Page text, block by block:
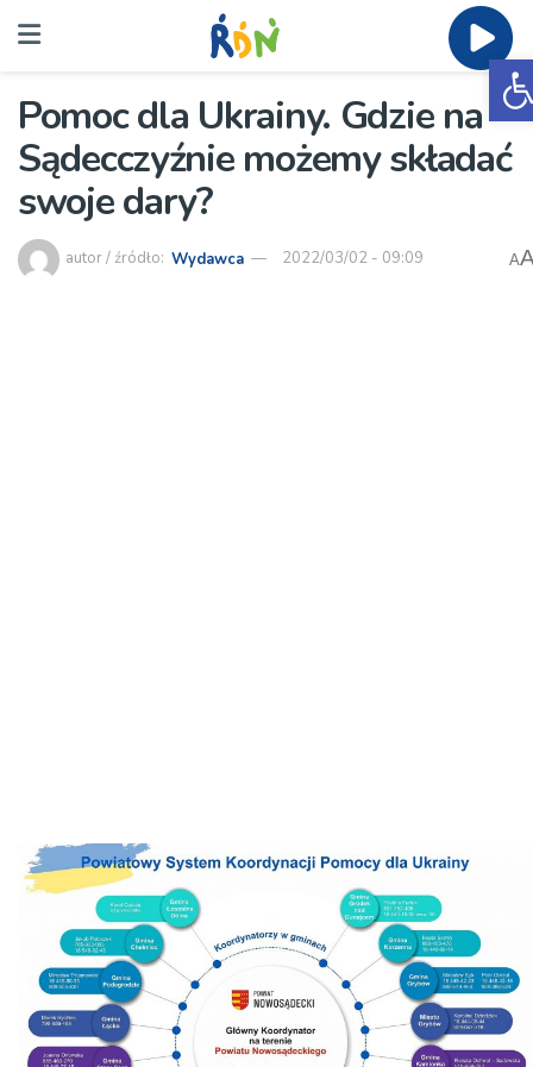
Pomoc dla Ukrainy. Gdzie na
Sądecczyźnie możemy składać
swoje dary?
autor / źródło: Wydawca 2022/03/02 - 09:09 A